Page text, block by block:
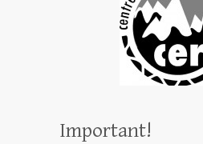
Important!